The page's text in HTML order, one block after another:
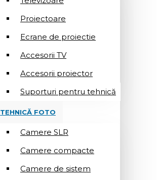
Proiectoare
Ecrane de proiectie
Accesorii TV
Accesorii proiector
Suporturi pentru tehnică
TEHNICĂ FOTO
Camere SLR
Camere compacte
Camere de sistem